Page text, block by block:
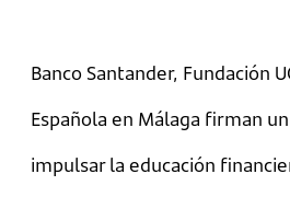
Banco Santander, Fundación
Española en Málaga firman
impulsar la educación